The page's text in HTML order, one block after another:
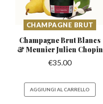
CHAMPAGNE BRUT
Champagne Brut Blancs
& Meunier Julien Chopin
€35.00
AGGIUNGI AL CARRELLO